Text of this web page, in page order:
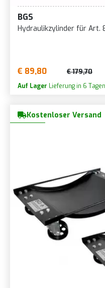
BGS
Hydraulikzylinder für Art.
€ 89,80 € 179,70
Auf Lager Lieferung in 6
Kostenloser Versand